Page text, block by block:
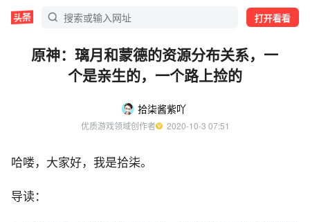
打开看看
原神：璃月和蒙德的资源分布关系，一
个是亲生的，一个路上捡的
拾柒酱紫吖
优质游戏领域创作者
  2020-10-3 07:51
哈喽，大家好，我是拾柒。
导读：